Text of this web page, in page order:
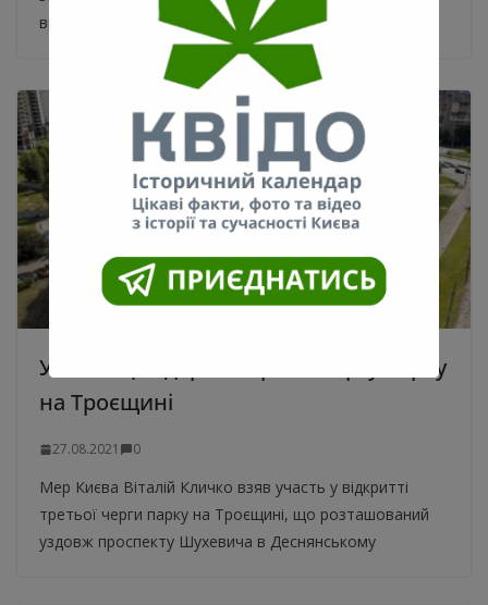
відкрили Меморіал пам’яті загиблим
У столиці відкрили третю чергу парку
на Троєщині
27.08.2021 0
Мер Києва Віталій Кличко взяв участь у відкритті
третьої черги парку на Троєщині, що розташований
уздовж проспекту Шухевича в Деснянському